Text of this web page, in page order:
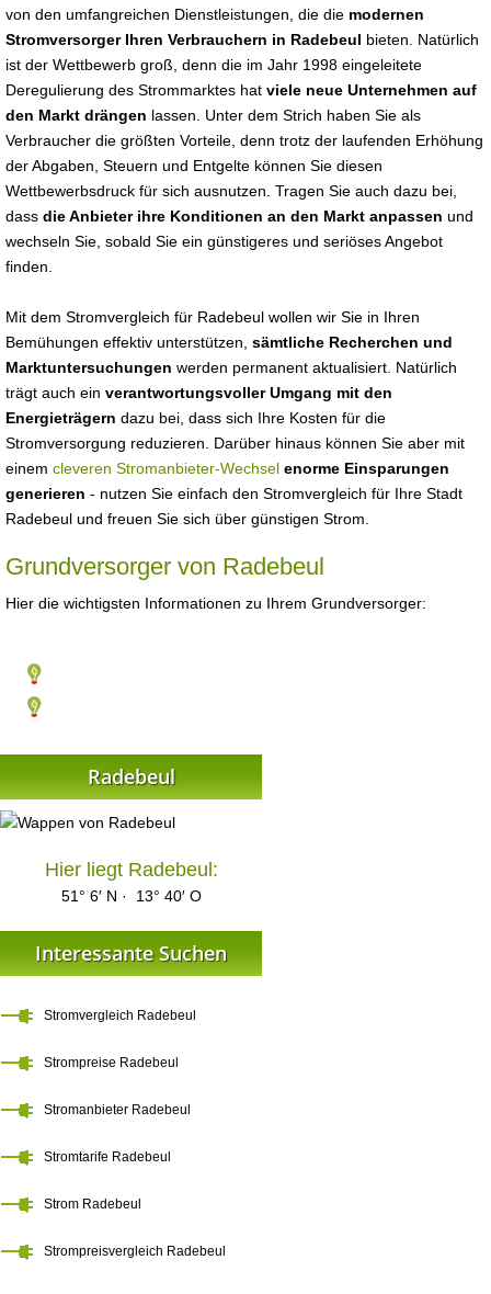
von den umfangreichen Dienstleistungen, die die modernen
Stromversorger Ihren Verbrauchern in Radebeul bieten. Natürlich
ist der Wettbewerb groß, denn die im Jahr 1998 eingeleitete
Deregulierung des Strommarktes hat viele neue Unternehmen auf
den Markt drängen lassen. Unter dem Strich haben Sie als
Verbraucher die größten Vorteile, denn trotz der laufenden Erhöhung
der Abgaben, Steuern und Entgelte können Sie diesen
Wettbewerbsdruck für sich ausnutzen. Tragen Sie auch dazu bei,
dass die Anbieter ihre Konditionen an den Markt anpassen und
wechseln Sie, sobald Sie ein günstigeres und seriöses Angebot
finden.
Mit dem Stromvergleich für Radebeul wollen wir Sie in Ihren
Bemühungen effektiv unterstützen, sämtliche Recherchen und
Marktuntersuchungen werden permanent aktualisiert. Natürlich
trägt auch ein verantwortungsvoller Umgang mit den
Energieträgern dazu bei, dass sich Ihre Kosten für die
Stromversorgung reduzieren. Darüber hinaus können Sie aber mit
einem cleveren Stromanbieter-Wechsel enorme Einsparungen
generieren - nutzen Sie einfach den Stromvergleich für Ihre Stadt
Radebeul und freuen Sie sich über günstigen Strom.
Grundversorger von Radebeul
Hier die wichtigsten Informationen zu Ihrem Grundversorger:
Radebeul
Hier liegt Radebeul:
51° 6′ N · 13° 40′ O
Interessante Suchen
Stromvergleich Radebeul
Strompreise Radebeul
Stromanbieter Radebeul
Stromtarife Radebeul
Strom Radebeul
Strompreisvergleich Radebeul